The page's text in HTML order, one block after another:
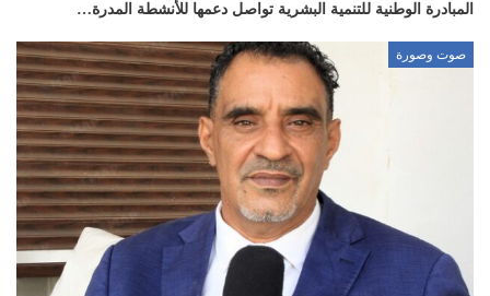
المبادرة الوطنية للتنمية البشرية تواصل دعمها للأنشطة المدرة…
صوت وصورة